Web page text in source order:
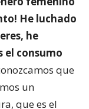
He luchado
he
el consumo
que
un
que es el